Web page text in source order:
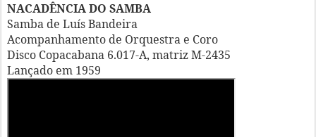
NACADÊNCIA DO SAMBA
Samba de Luís Bandeira
Acompanhamento de Orquestra e Coro
Disco Copacabana 6.017-A, matriz M-2435
Lançado em 1959